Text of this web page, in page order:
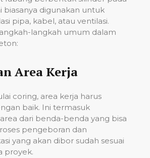
biasanya digunakan untuk
pipa, kabel, atau ventilasi.
langkah umum dalam
Area Kerja
coring, area kerja harus
baik. Ini termasuk
dari benda-benda yang bisa
pengeboran dan
yang akan dibor sudah sesuai
proyek.